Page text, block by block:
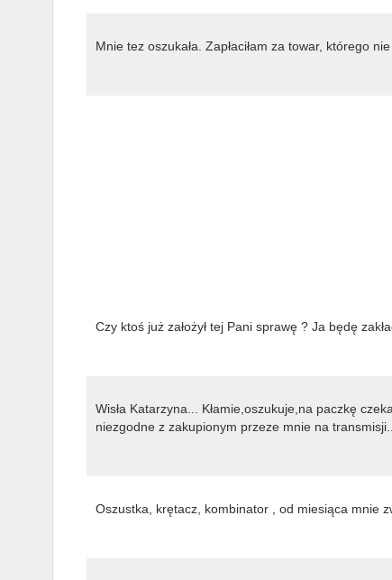
Mnie tez oszukała. Zapłaciłam za towar, którego
Czy ktoś już założył tej Pani sprawę ? Ja będę
Wisła Katarzyna... Kłamie,oszukuje,na paczkę
niezgodne z zakupionym przeze mnie na
Oszustka, krętacz, kombinator , od miesiąca mnie